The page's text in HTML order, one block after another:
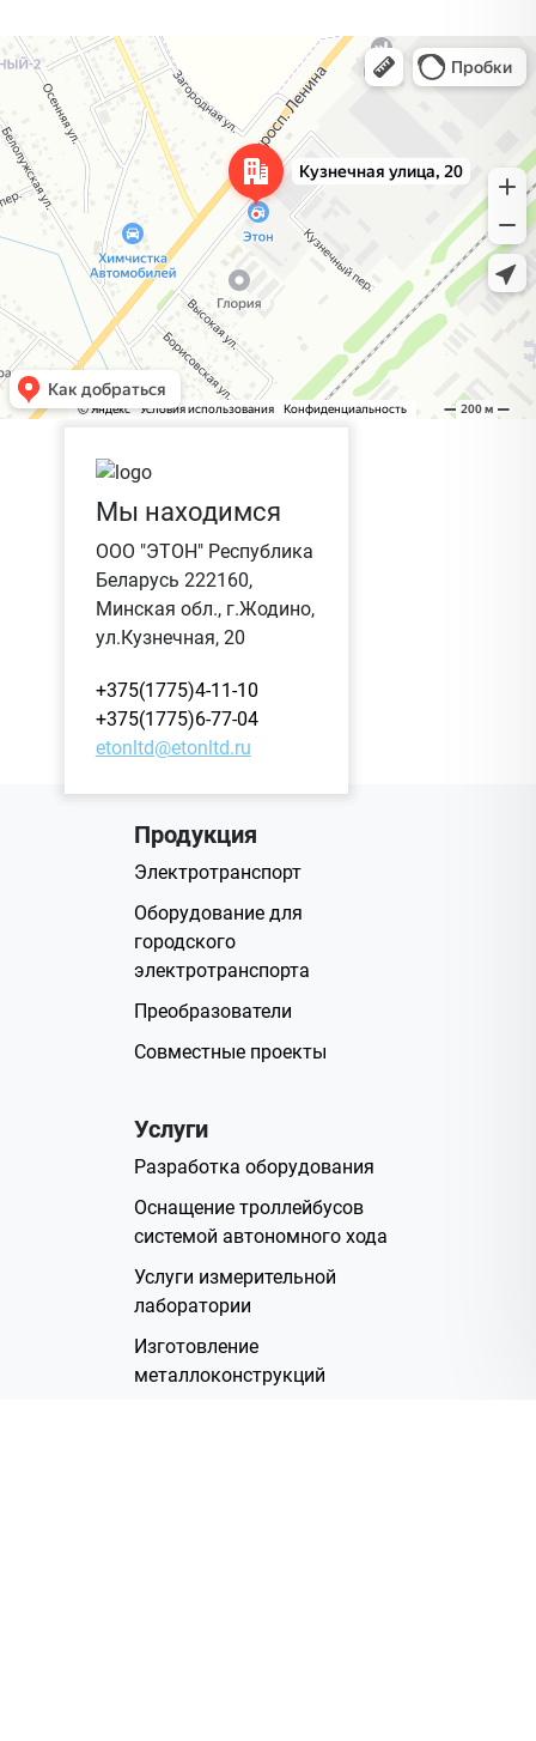
Жодино
Кузнечная улица, 20 — Яндекс Карты
Мы находимся
ООО "ЭТОН" Республика
Беларусь 222160,
Минская обл., г.Жодино,
ул.Кузнечная, 20
+375(1775)4-11-10
+375(1775)6-77-04
etonltd@etonltd.ru
Продукция
Электротранспорт
Оборудование для
городского
электротранспорта
Преобразователи
Совместные проекты
Услуги
Разработка оборудования
Оснащение троллейбусов
системой автономного хода
Услуги измерительной
лаборатории
Изготовление
металлоконструкций